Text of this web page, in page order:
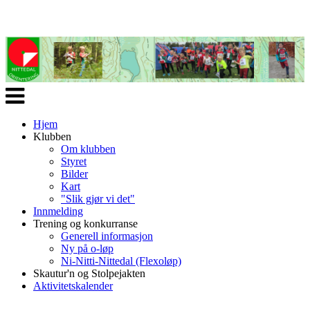
Veksle
navigasjon
Hjem
Klubben
Om klubben
Styret
Bilder
Kart
"Slik gjør vi det"
Innmelding
Trening og konkurranse
Generell informasjon
Ny på o-løp
Ni-Nitti-Nittedal (Flexoløp)
Skautur'n og Stolpejakten
Aktivitetskalender